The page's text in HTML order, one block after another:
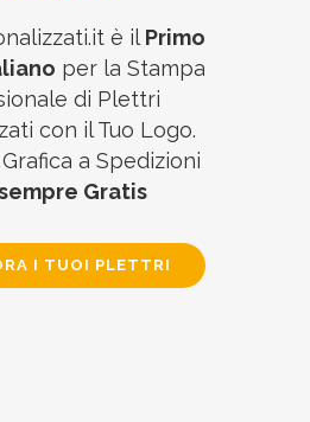
è il Primo
per la Stampa
di Plettri
con il Tuo Logo.
a Spedizioni
Gratis
I TUOI PLETTRI